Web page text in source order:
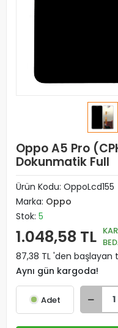
Oppo A5 Pro
Dokunmatik Full
Ürün Kodu: OppoLcd155
Marka: Oppo
Stok: 5
1.048,58 TL
87,38 TL 'den başlayan
Aynı gün kargoda!
Adet